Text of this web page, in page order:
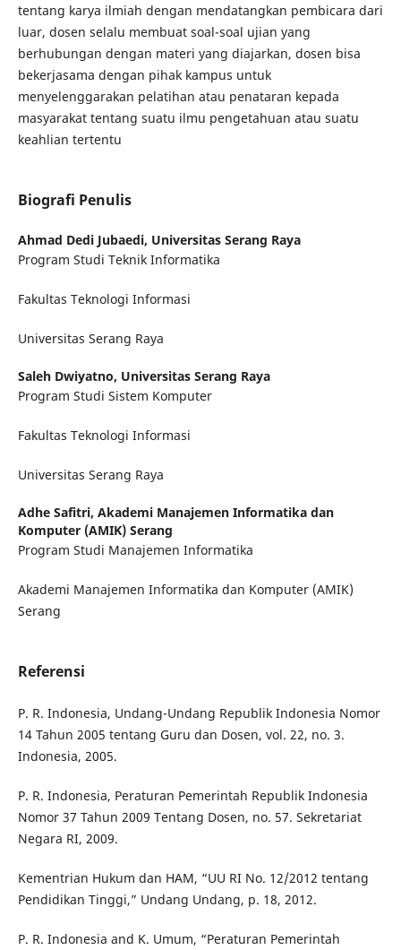
tentang karya ilmiah dengan mendatangkan pembicara dari
luar, dosen selalu membuat soal-soal ujian yang
berhubungan dengan materi yang diajarkan, dosen bisa
bekerjasama dengan pihak kampus untuk
menyelenggarakan pelatihan atau penataran kepada
masyarakat tentang suatu ilmu pengetahuan atau suatu
keahlian tertentu
Biografi Penulis
Ahmad Dedi Jubaedi, Universitas Serang Raya
Program Studi Teknik Informatika
Fakultas Teknologi Informasi
Universitas Serang Raya
Saleh Dwiyatno, Universitas Serang Raya
Program Studi Sistem Komputer
Fakultas Teknologi Informasi
Universitas Serang Raya
Adhe Safitri, Akademi Manajemen Informatika dan
Komputer (AMIK) Serang
Program Studi Manajemen Informatika
Akademi Manajemen Informatika dan Komputer (AMIK)
Serang
Referensi
P. R. Indonesia, Undang-Undang Republik Indonesia Nomor
14 Tahun 2005 tentang Guru dan Dosen, vol. 22, no. 3.
Indonesia, 2005.
P. R. Indonesia, Peraturan Pemerintah Republik Indonesia
Nomor 37 Tahun 2009 Tentang Dosen, no. 57. Sekretariat
Negara RI, 2009.
Kementrian Hukum dan HAM, “UU RI No. 12/2012 tentang
Pendidikan Tinggi,” Undang Undang, p. 18, 2012.
P. R. Indonesia and K. Umum, “Peraturan Pemerintah